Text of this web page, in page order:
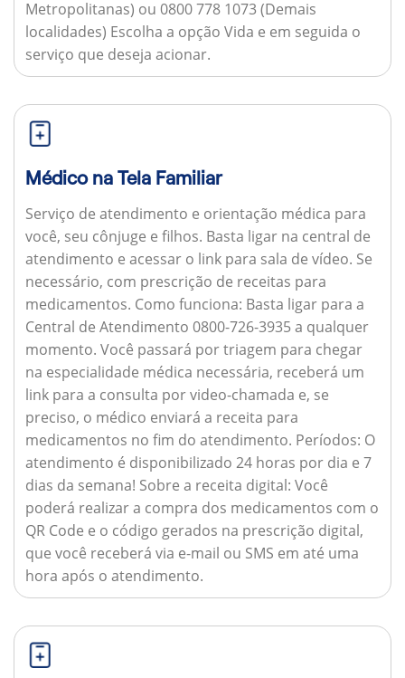
Metropolitanas) ou 0800 778 1073 (Demais
localidades) Escolha a opção Vida e em seguida o
serviço que deseja acionar.
Médico na Tela Familiar
Serviço de atendimento e orientação médica para
você, seu cônjuge e filhos. Basta ligar na central de
atendimento e acessar o link para sala de vídeo. Se
necessário, com prescrição de receitas para
medicamentos. Como funciona: Basta ligar para a
Central de Atendimento 0800-726-3935 a qualquer
momento. Você passará por triagem para chegar
na especialidade médica necessária, receberá um
link para a consulta por video-chamada e, se
preciso, o médico enviará a receita para
medicamentos no fim do atendimento. Períodos: O
atendimento é disponibilizado 24 horas por dia e 7
dias da semana! Sobre a receita digital: Você
poderá realizar a compra dos medicamentos com o
QR Code e o código gerados na prescrição digital,
que você receberá via e-mail ou SMS em até uma
hora após o atendimento.